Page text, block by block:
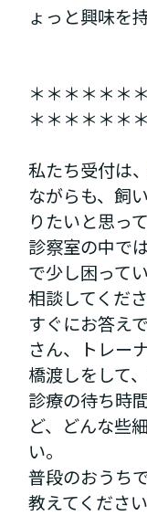
ょっと興味を
＊＊＊＊＊＊
＊＊＊＊＊＊
私たち受付は
ながらも、飼
りたいと思っ
診察室の中で
で少し困って
相談してくださ
すぐにお答え
さん、トレー
橋渡しをして
診療の待ち時
ど、どんな些
い。
普段のおうち
教えてください